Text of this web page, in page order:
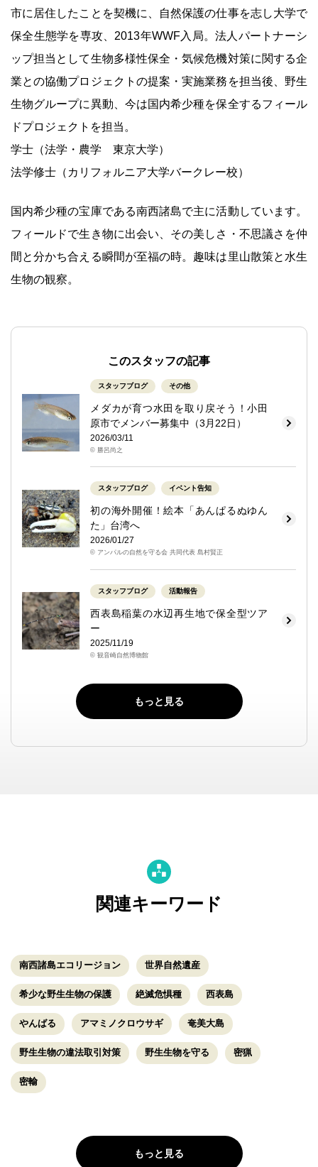
市に居住したことを契機に、自然保護の仕事を志し大学で
保全生態学を専攻、2013年WWF入局。法人パートナーシ
ップ担当として生物多様性保全・気候危機対策に関する企
業との協働プロジェクトの提案・実施業務を担当後、野生
生物グループに異動、今は国内希少種を保全するフィール
ドプロジェクトを担当。
学士（法学・農学 東京大学）
法学修士（カリフォルニア大学バークレー校）
国内希少種の宝庫である南西諸島で主に活動しています。
フィールドで生き物に出会い、その美しさ・不思議さを仲
間と分かち合える瞬間が至福の時。趣味は里山散策と水生
生物の観察。
このスタッフの記事
スタッフブログ その他
メダカが育つ水田を取り戻そう！小田
原市でメンバー募集中（3月22日）
2026/03/11
© 勝呂尚之
スタッフブログ イベント告知
初の海外開催！絵本「あんぱるぬゆん
た」台湾へ
2026/01/27
© アンパルの自然を守る会 共同代表 島村賢正
スタッフブログ 活動報告
西表島稲葉の水辺再生地で保全型ツア
ー
2025/11/19
© 観音崎自然博物館
もっと見る
関連キーワード
南西諸島エコリージョン 世界自然遺産
希少な野生生物の保護 絶滅危惧種 西表島
やんばる アマミノクロウサギ 奄美大島
野生生物の違法取引対策 野生生物を守る 密猟
密輸
もっと見る